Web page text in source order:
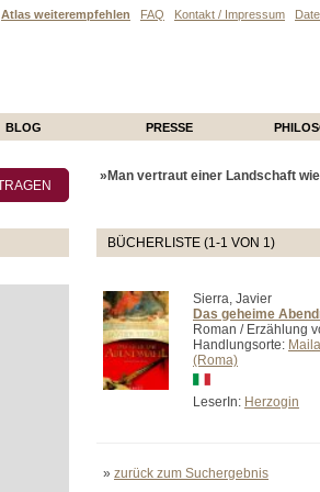
Atlas weiterempfehlen FAQ Kontakt / Impressum
BLOG PRESSE
»Man vertraut einer Landschaft
BÜCHERLISTE (1-1 VON 1)
Sierra, Javier
Das geheime
Roman / Erzählung
Handlungsorte:
(Roma)
LeserIn: Herzogin
» zurück zum Suchergebnis